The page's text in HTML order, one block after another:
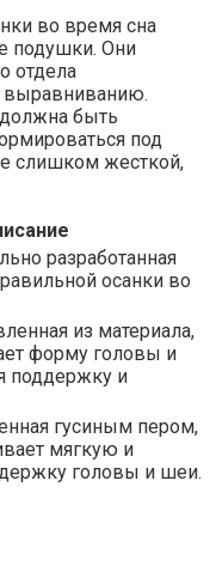
во время сна
подушки. Они
отдела
выравниванию.
быть
под
слишком жесткой,
разработанная
осанки во
из материала,
форму головы и
поддержку и
гусиным пером,
мягкую и
головы и шеи.